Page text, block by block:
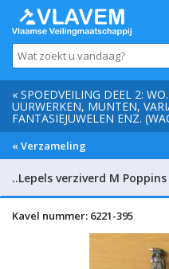
« SPOEDVEILING DEEL 2:
UURWERKEN, MUNTEN,
FANTASIEJUWELEN ENZ.
« Verzameling
..Lepels verziverd M
Kavel nummer: 6221-395